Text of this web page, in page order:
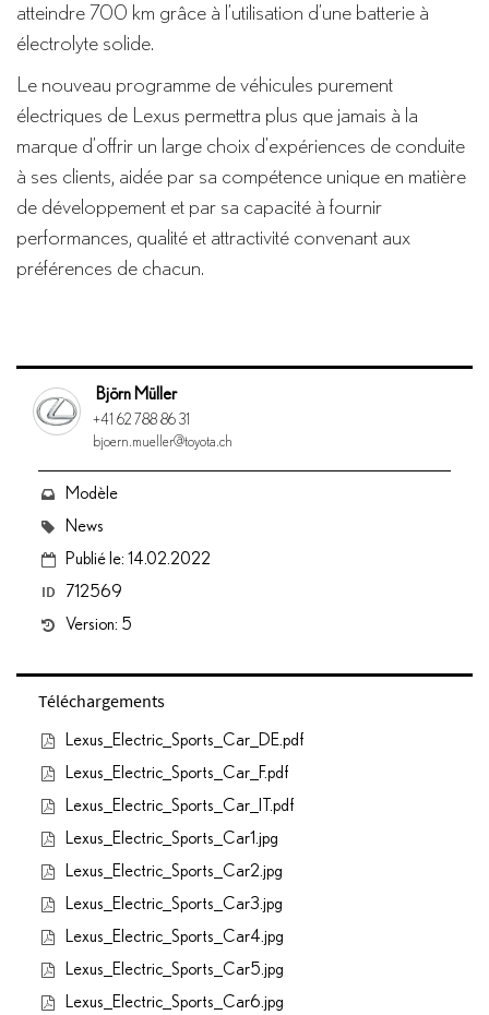
atteindre 700 km grâce à l’utilisation d’une batterie à
électrolyte solide.
Le nouveau programme de véhicules purement
électriques de Lexus permettra plus que jamais à la
marque d’offrir un large choix d’expériences de conduite
à ses clients, aidée par sa compétence unique en matière
de développement et par sa capacité à fournir
performances, qualité et attractivité convenant aux
préférences de chacun.
Björn Müller
+41 62 788 86 31
bjoern.mueller@toyota.ch
Modèle
News
Publié le: 14.02.2022
ID
712569
Version: 5
Téléchargements
Lexus_Electric_Sports_Car_DE.pdf
Lexus_Electric_Sports_Car_F.pdf
Lexus_Electric_Sports_Car_IT.pdf
Lexus_Electric_Sports_Car1.jpg
Lexus_Electric_Sports_Car2.jpg
Lexus_Electric_Sports_Car3.jpg
Lexus_Electric_Sports_Car4.jpg
Lexus_Electric_Sports_Car5.jpg
Lexus_Electric_Sports_Car6.jpg